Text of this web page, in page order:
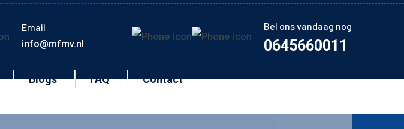
Email
info@mfmv.nl
Bel ons vandaag nog
0645660011
Blogs FAQ Contact